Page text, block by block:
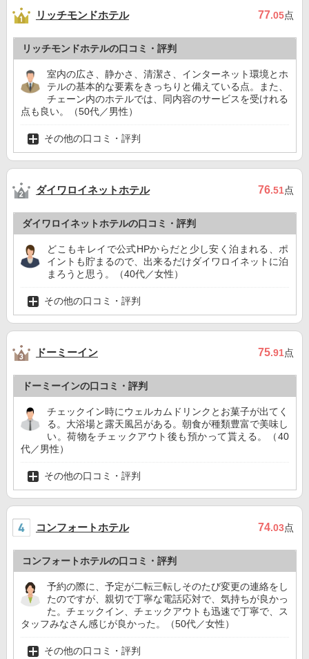
リッチモンドホテル 77.05点
リッチモンドホテルの口コミ・評判
室内の広さ、静かさ、清潔さ、インターネット環境とホ
テルの基本的な要素をきっちりと備えている点。また、
チェーン内のホテルでは、同内容のサービスを受けれる
点も良い。（50代／男性）
その他の口コミ・評判
ダイワロイネットホテル 76.51点
ダイワロイネットホテルの口コミ・評判
どこもキレイで公式HPからだと少し安く泊まれる、ポ
イントも貯まるので、出来るだけダイワロイネットに泊
まろうと思う。（40代／女性）
その他の口コミ・評判
ドーミーイン 75.91点
ドーミーインの口コミ・評判
チェックイン時にウェルカムドリンクとお菓子が出てく
る。大浴場と露天風呂がある。朝食が種類豊富で美味し
い。荷物をチェックアウト後も預かって貰える。（40
代／男性）
その他の口コミ・評判
コンフォートホテル 74.03点
コンフォートホテルの口コミ・評判
予約の際に、予定が二転三転しそのたび変更の連絡をし
たのですが、親切で丁寧な電話応対で、気持ちが良かっ
た。チェックイン、チェックアウトも迅速で丁寧で、ス
タッフみなさん感じが良かった。（50代／女性）
その他の口コミ・評判